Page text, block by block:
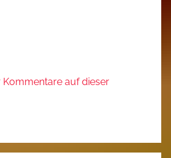
Kommentare auf dieser